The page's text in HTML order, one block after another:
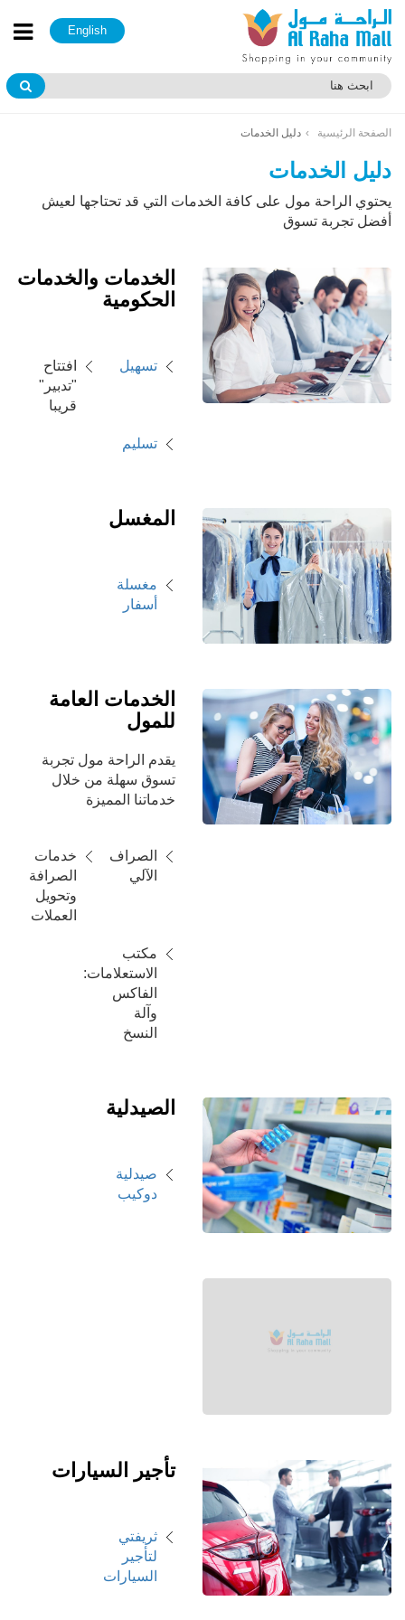
English
الصفحة الرئيسية دليل الخدمات
دليل الخدمات
يحتوي الراحة مول على كافة الخدمات التي قد تحتاجها لعيش
أفضل تجربة تسوق
الخدمات والخدمات
الحكومية
تسهيل
افتتاح
"تدبير"
قريبا
تسليم
المغسل
مغسلة
أسفار
الخدمات العامة
للمول
يقدم الراحة مول تجربة
تسوق سهلة من خلال
خدماتنا المميزة
الصراف
الآلي
خدمات
الصرافة
وتحويل
العملات
مكتب
الاستعلامات:
الفاكس
وآلة
النسخ
الصيدلية
صيدلية
دوكيب
تأجير السيارات
ثريفتي
لتأجير
السيارات